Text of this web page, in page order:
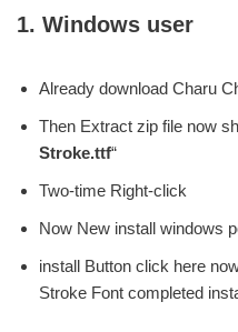
1. Windows user
Already download Charu
Then Extract zip file now
Stroke.ttf“
Two-time Right-click
Now New install windows
install Button click here
Stroke Font completed